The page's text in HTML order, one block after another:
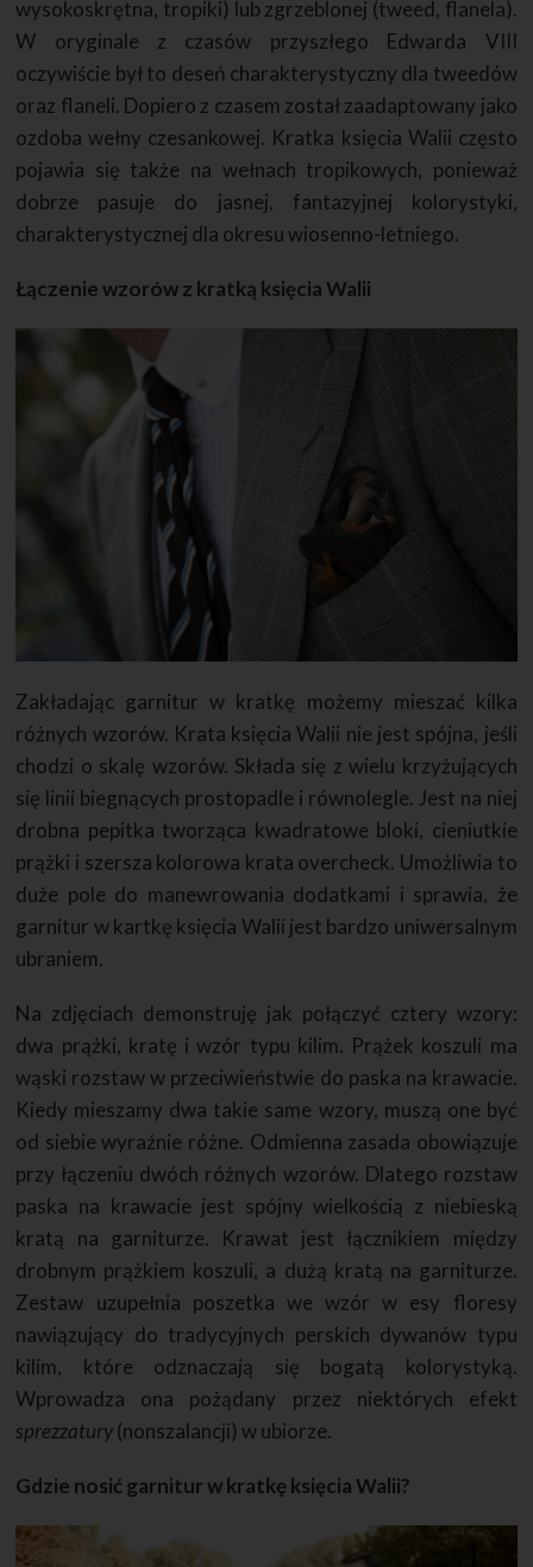
wysokoskrętna, tropiki) lub zgrzeblonej (tweed, flanela).
W oryginale z czasów przyszłego Edwarda VIII
oczywiście był to deseń charakterystyczny dla tweedów
oraz flaneli. Dopiero z czasem został zaadaptowany jako
ozdoba wełny czesankowej. Kratka księcia Walii często
pojawia się także na wełnach tropikowych, ponieważ
dobrze pasuje do jasnej, fantazyjnej kolorystyki,
charakterystycznej dla okresu wiosenno-letniego.
Łączenie wzorów z kratką księcia Walii
Zakładając garnitur w kratkę możemy mieszać kilka
różnych wzorów. Krata księcia Walii nie jest spójna, jeśli
chodzi o skalę wzorów. Składa się z wielu krzyżujących
się linii biegnących prostopadle i równolegle. Jest na niej
drobna pepitka tworząca kwadratowe bloki, cieniutkie
prążki i szersza kolorowa krata overcheck. Umożliwia to
duże pole do manewrowania dodatkami i sprawia, że
garnitur w kartkę księcia Walii jest bardzo uniwersalnym
ubraniem.
Na zdjęciach demonstruję jak połączyć cztery wzory:
dwa prążki, kratę i wzór typu kilim. Prążek koszuli ma
wąski rozstaw w przeciwieństwie do paska na krawacie.
Kiedy mieszamy dwa takie same wzory, muszą one być
od siebie wyraźnie różne. Odmienna zasada obowiązuje
przy łączeniu dwóch różnych wzorów. Dlatego rozstaw
paska na krawacie jest spójny wielkością z niebieską
kratą na garniturze. Krawat jest łącznikiem między
drobnym prążkiem koszuli, a dużą kratą na garniturze.
Zestaw uzupełnia poszetka we wzór w esy floresy
nawiązujący do tradycyjnych perskich dywanów typu
kilim, które odznaczają się bogatą kolorystyką.
Wprowadza ona pożądany przez niektórych efekt
sprezzatury(nonszalancji) w ubiorze.
Gdzie nosić garnitur w kratkę księcia Walii?